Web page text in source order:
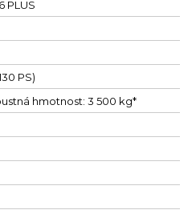
PLUS
PS)
hmotnost: 3 500 kg*